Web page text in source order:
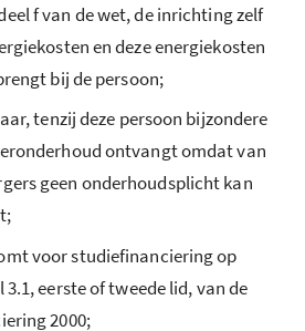
f van de wet, de inrichting zelf
en deze energiekosten
bij de persoon;
tenzij deze persoon bijzondere
ontvangt omdat van
geen onderhoudsplicht kan
voor studiefinanciering op
eerste of tweede lid, van de
2000;